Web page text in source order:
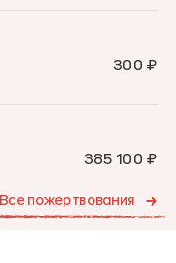
300 ₽
385 100 ₽
Все пожертвования